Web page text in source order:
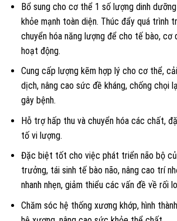
Bổ sung cho cơ thể 1 số lượng dinh
khỏe mạnh toàn diện. Thúc đẩy quá trình
chuyển hóa năng lượng để cho tế bào, cơ
hoạt động.
Cung cấp lượng kẽm hợp lý cho cơ thể,
dịch, nâng cao sức đề kháng, chống chọi
gây bệnh.
Hỗ trợ hấp thu và chuyển hóa các chất,
tố vi lượng.
Đặc biệt tốt cho việc phát triển não bộ
trưởng, tái sinh tế bào não, nâng cao trí
nhanh nhẹn, giảm thiểu các vấn đề về rối
Chăm sóc hệ thống xương khớp, hình